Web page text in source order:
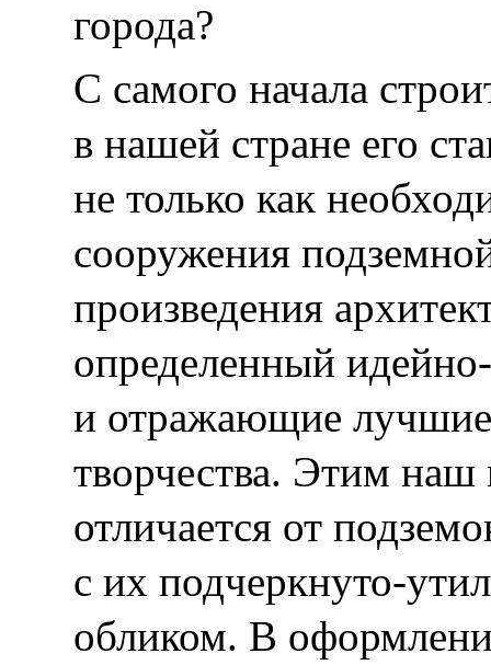
города?
С самого начала
в нашей стране его
не только как
сооружения
произведения
определенный
и отражающие
творчества. Этим наш
отличается от
с их подчеркнуто-
обликом. В